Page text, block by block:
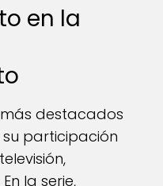
en la
destacados
participación
la serie,